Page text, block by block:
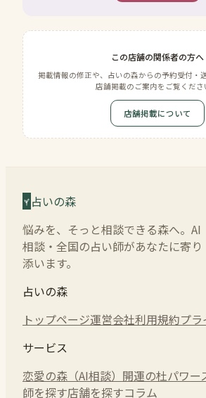
この店舗の関係者の方へ
掲載情報の修正や、占いの森からの予約受付・
店舗掲載のご案内をご覧くださ
店舗掲載について
占いの森
悩みを、そっと相談できる森へ。AI
相談・全国の占い師があなたに寄り
添います。
占いの森
トップページ運営会社利用規約プ
サービス
恋愛の森（AI相談） 開運の杜パワー
師を探す店舗を探すコラム